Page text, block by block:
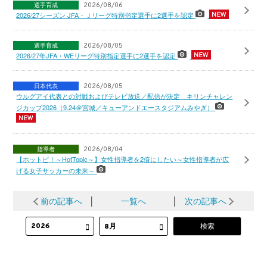
選手育成 2026/08/06
2026/27シーズン JFA・Ｊリーグ特別指定選手に2選手を認定
選手育成 2026/08/05
2026/27年JFA・WEリーグ特別指定選手に2選手を認定
日本代表 2026/08/05
ウルグアイ代表との対戦およびテレビ放送／配信が決定 キリンチャレン
ジカップ2026（9.24＠宮城／キューアンドエースタジアムみやぎ）
指導者 2026/08/04
【ホットピ！～HotTopic～】女性指導者を2倍にしたい～女性指導者が広
げる女子サッカーの未来～
前の記事へ 一覧へ 次の記事へ